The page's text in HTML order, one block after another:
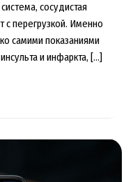
сосудистая
с перегрузкой. Именно
самими показаниями
и инфаркта, […]